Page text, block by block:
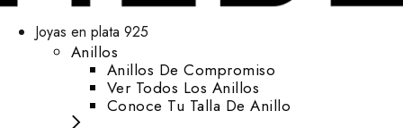
Joyas en plata 925
Anillos
Anillos De Compromiso
Ver Todos Los Anillos
Conoce Tu Talla De Anillo